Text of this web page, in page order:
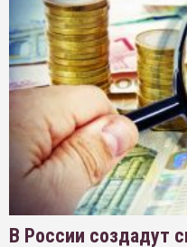
В России создадут